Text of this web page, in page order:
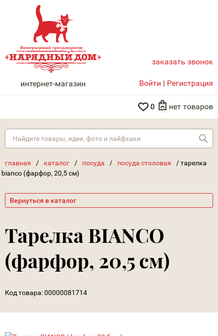
НАРЯДНЫЙ ДОМ
интернет-магазин
заказать звонок
Войти | Регистрация
0 нет товаров
главная / каталог / посуда / посуда столовая /тарелка
bianco (фарфор, 20,5 см)
Вернуться в каталог
Тарелка BIANCO
(фарфор, 20,5 см)
Код товара:00000081714